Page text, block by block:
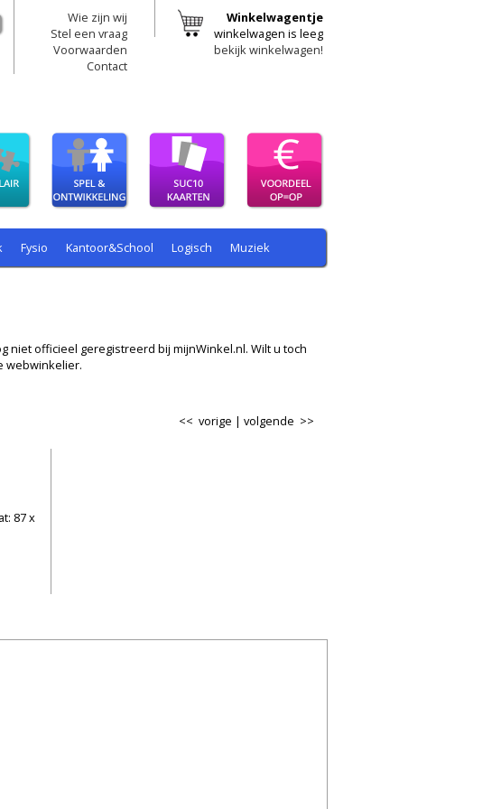
Wie zijn wij
Stel een vraag
Voorwaarden
Contact
Winkelwagentje
winkelwagen is leeg
bekijk winkelwagen!
Fysio Kantoor&School Logisch Muziek
niet officieel geregistreerd bij mijnWinkel.nl. Wilt u toch
webwinkelier.
volgende >>
<< vorige |
87 x